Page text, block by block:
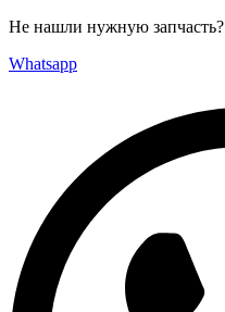
Не нашли нужную запчасть?
Whatsapp